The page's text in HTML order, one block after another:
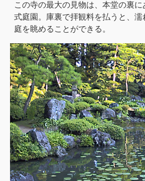
この寺の最大の見物は、本堂の裏
式庭園。庫裏で拝観料を払うと、濡
庭を眺めることができる。